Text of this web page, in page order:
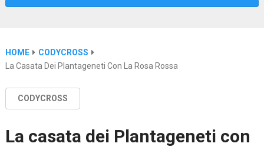
HOME
CODYCROSS
La Casata Dei Plantageneti Con La Rosa Rossa
CODYCROSS
La casata dei Plantageneti con